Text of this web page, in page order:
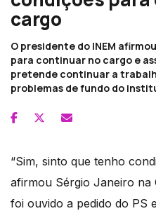
cargo
O presidente do INEM
para continuar no cargo e
pretende continuar a
problemas de fundo do
“Sim, sinto que tenho
afirmou Sérgio Janeiro na
foi ouvido a pedido do PS